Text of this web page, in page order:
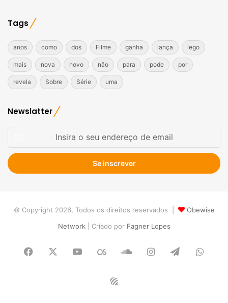
Tags
anos como dos Filme ganha lança lego
mais nova novo não para pode por
revela Sobre Série uma
Newslatter
seu
endereço
de
© Copyright 2026, Todos os direitos reservados |
Obewise
Network| Criado porFagner Lopes
Facebook YouTubeLast.FMSoundCloud
Instagram
Telegram
Obewise